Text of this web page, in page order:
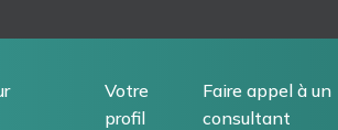
Votre
profil
Faire appel à un
consultant